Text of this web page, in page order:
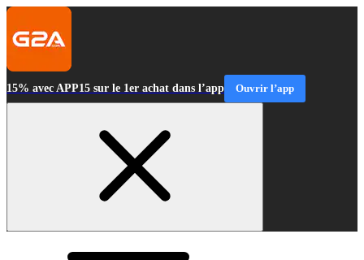
15% avec APP15 sur le 1er achat dans l’app Ouvrir l’app